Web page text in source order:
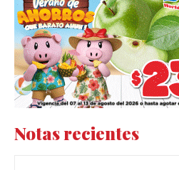
Notas recientes